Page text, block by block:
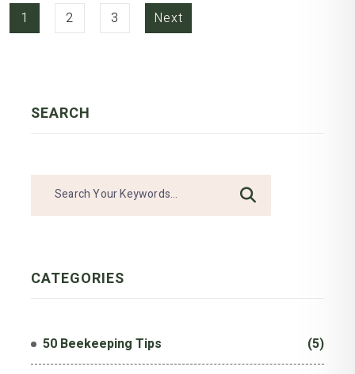
1 2 3 Next
SEARCH
CATEGORIES
50 Beekeeping Tips (5)